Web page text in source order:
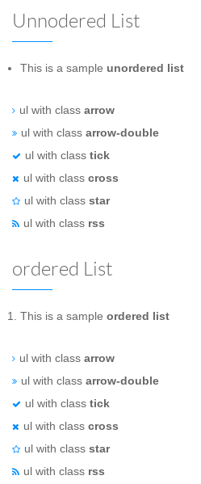
Unnodered List
This is a sample unordered list
ul with class arrow
ul with class arrow-double
ul with class tick
ul with class cross
ul with class star
ul with class rss
ordered List
This is a sample ordered list
ul with class arrow
ul with class arrow-double
ul with class tick
ul with class cross
ul with class star
ul with class rss